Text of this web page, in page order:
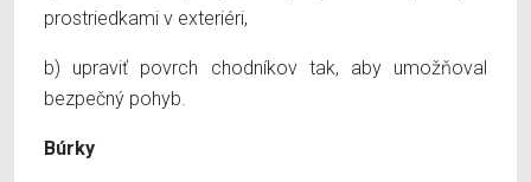
prostriedkami v exteriéri,
b) upraviť povrch chodníkov tak, aby umožňoval
bezpečný pohyb.
Búrky